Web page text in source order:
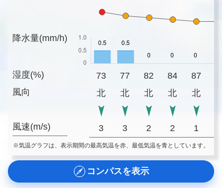
降水量(mm/h)
湿度(%)
風向
風速(m/s)
73 77 82 84 87
北
北 北 北 北
3 3 2 2 1
※気温グラフは、表示期間の最高気温を赤、最低気温を青としています。
コンパスを表示